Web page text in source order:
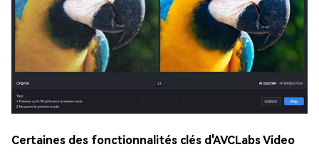
Certaines des fonctionnalités clés d'AVCLabs Video